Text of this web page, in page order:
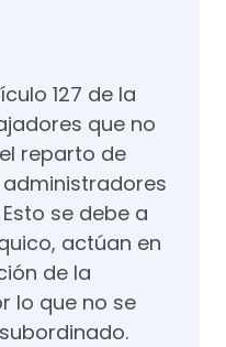
127 de la
que no
reparto de
se debe a
actúan en
de la
lo que no se